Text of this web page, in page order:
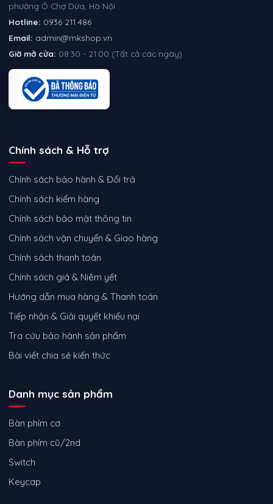
phường Ô Chợ Dừa, Hà Nội
Hotline: 0936 211 486
Email: admin@mkshop.vn
Giờ mở cửa: 08:30 - 21:00 (Tất cả các ngày)
Chính sách & Hỗ trợ
Chính sách bảo hành & Đổi trả
Chính sách kiểm hàng
Chính sách bảo mật thông tin
Chính sách vận chuyển & Giao hàng
Chính sách thanh toán
Chính sách giá & Niêm yết
Hướng dẫn mua hàng & Thanh toán
Tiếp nhận & Giải quyết khiếu nại
Tra cứu bảo hành sản phẩm
Bài viết chia sẻ kiến thức
Danh mục sản phẩm
Bàn phím cơ
Bàn phím cũ/2nd
Switch
Keycap